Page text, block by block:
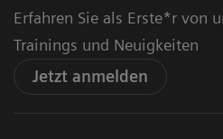
Erfahren Sie als Erste*r von
Trainings und Neuigkeiten
Jetzt anmelden